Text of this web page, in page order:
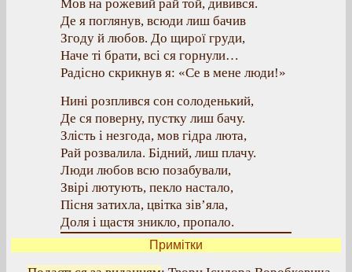
Мов на рожевий рай той, дивився.
Де я поглянув, всюди лиш бачив
Згоду й любов. До щирої груди,
Наче ті брати, всі ся горнули…
Радісно скрикнув я: «Се в мене люди!»
Нині розплився сон солоденький,
Де ся поверну, пустку лиш бачу.
Злість і незгода, мов гідра люта,
Рай розвалила. Бідний, лиш плачу.
Люди любов всю позабували,
Звірі лютують, пекло настало,
Пісня затихла, цвітка зів’яла,
Доля і щастя зникло, пропало.
Примітки